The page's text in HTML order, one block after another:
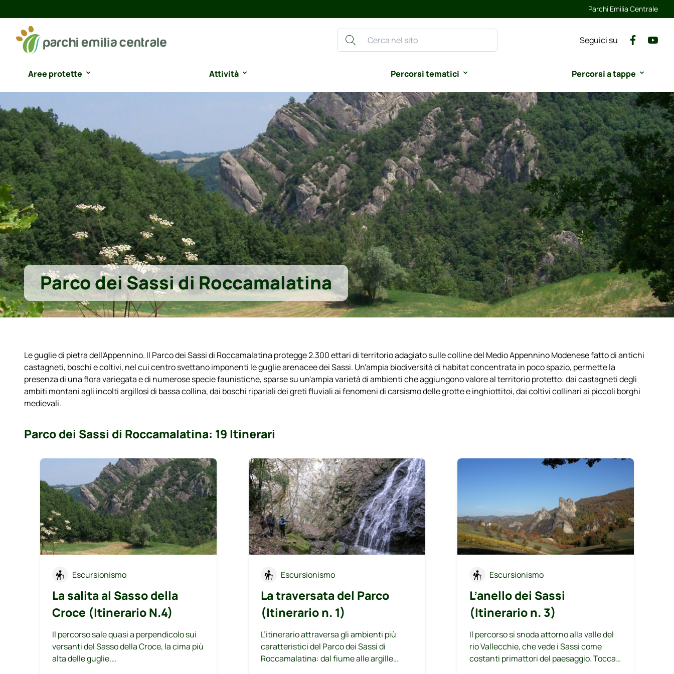
Parchi Emilia Centrale
Seguici su
Aree protette Attività Percorsi tematici Percorsi a tappe
Parco dei Sassi di Roccamalatina
Le guglie di pietra dell'Appennino. Il Parco dei Sassi di Roccamalatina protegge 2.300 ettari di territorio adagiato sulle colline del Medio Appennino Modenese fatto di antichi
castagneti, boschi e coltivi, nel cui centro svettano imponenti le guglie arenacee dei Sassi. Un'ampia biodiversità di habitat concentrata in poco spazio, permette la
presenza di una flora variegata e di numerose specie faunistiche, sparse su un'ampia varietà di ambienti che aggiungono valore al territorio protetto: dai castagneti degli
ambiti montani agli incolti argillosi di bassa collina, dai boschi ripariali dei greti fluviali ai fenomeni di carsismo delle grotte e inghiottitoi, dai coltivi collinari ai piccoli borghi
medievali.
Parco dei Sassi di Roccamalatina: 19 Itinerari
Escursionismo
La salita al Sasso della
Croce (Itinerario N.4)
Il percorso sale quasi a perpendicolo sui
versanti del Sasso della Croce, la cima più
alta delle guglie.
Escursionismo
La traversata del Parco
(Itinerario n. 1)
L’itinerario attraversa gli ambienti più
caratteristici del Parco dei Sassi di
Roccamalatina: dal fiume alle argille
Escursionismo
L’anello dei Sassi
(Itinerario n. 3)
Il percorso si snoda attorno alla valle del
rio Vallecchie, che vede i Sassi come
costanti primattori del paesaggio. Tocca